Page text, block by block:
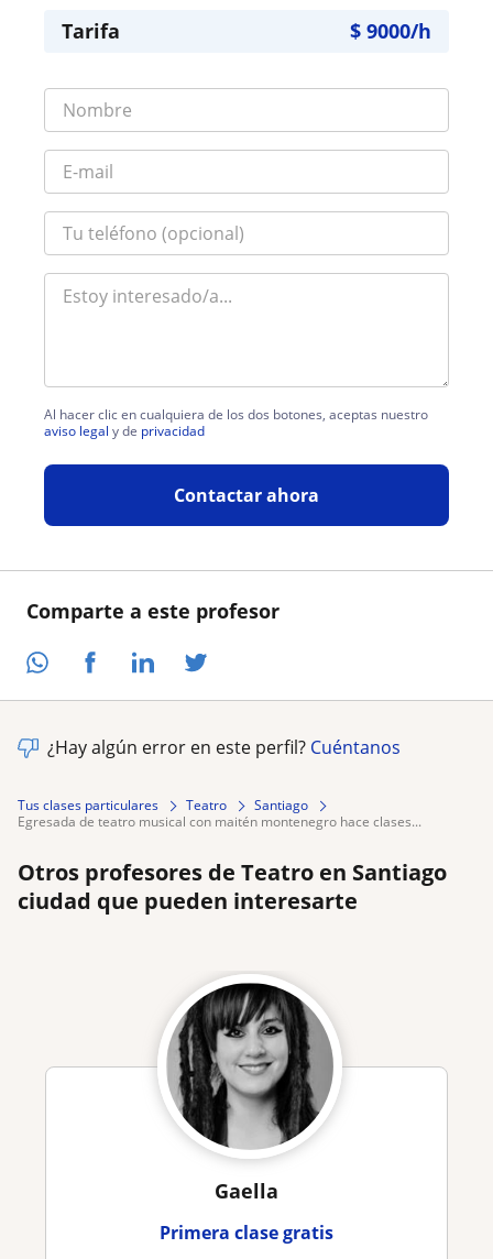
Comparte a este profesor
Tarifa $ 9000/h
Al hacer clic en cualquiera de los dos botones, aceptas nuestro
aviso legal y de privacidad
Contactar ahora
¿Hay algún error en este perfil? Cuéntanos
Tus clases particulares Teatro
Santiago
egresada de teatro musical con maitén montenegro hace clases...
Otros profesores de Teatro en Santiago
ciudad que pueden interesarte
Gaella
Primera clase gratis